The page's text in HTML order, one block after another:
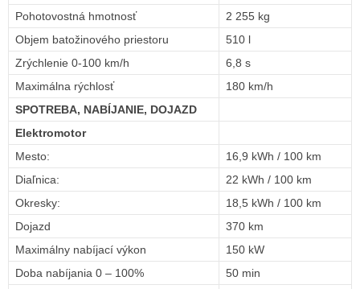
Pohotovostná hmotnosť
2 255 kg
Objem batožinového priestoru
510 l
Zrýchlenie 0-100 km/h
6,8 s
Maximálna rýchlosť
180 km/h
SPOTREBA, NABÍJANIE, DOJAZD
Elektromotor
Mesto:
16,9 kWh / 100 km
Diaľnica:
22 kWh / 100 km
Okresky:
18,5 kWh / 100 km
Dojazd
370 km
Maximálny nabíjací výkon
150 kW
Doba nabíjania 0 – 100%
50 min